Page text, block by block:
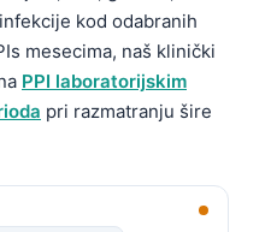
kod odabranih
mesecima, naš klinički
PPI laboratorijskim
pri razmatranju šire